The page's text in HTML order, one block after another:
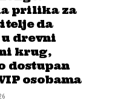
prilika za
da
drevni
krug,
dostupan
osobama